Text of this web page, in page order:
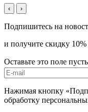
‹ ›
Подпишитесь на
и получите скидку 10%
Оставьте это поле
Нажимая кнопку
обработку